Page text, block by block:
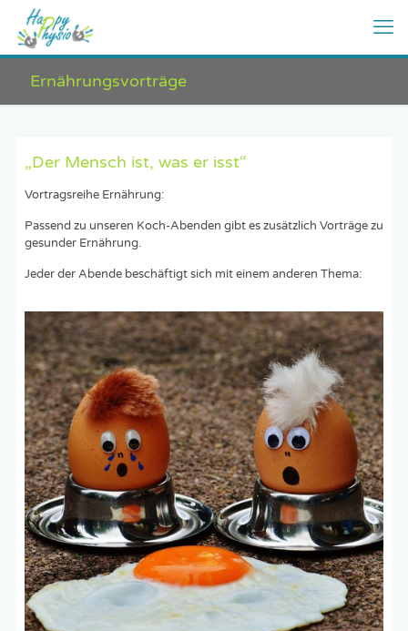
Ernährungsvorträge
„Der Mensch ist, was er isst“
Vortragsreihe Ernährung:
Passend zu unseren Koch-Abenden gibt es zusätzlich Vorträge zu
gesunder Ernährung.
Jeder der Abende beschäftigt sich mit einem anderen Thema: